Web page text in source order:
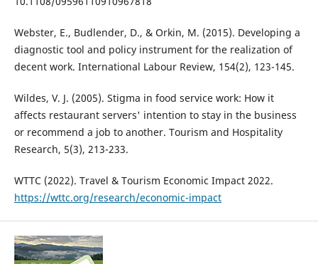
Webster, E., Budlender, D., & Orkin, M. (2015). Developing a
diagnostic tool and policy instrument for the realization of
decent work. International Labour Review, 154(2), 123-145.
Wildes, V. J. (2005). Stigma in food service work: How it
affects restaurant servers' intention to stay in the business
or recommend a job to another. Tourism and Hospitality
Research, 5(3), 213-233.
WTTC (2022). Travel & Tourism Economic Impact 2022.
https://wttc.org/research/economic-impact